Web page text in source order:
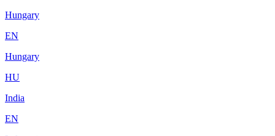
Hungary
EN
Hungary
HU
India
EN